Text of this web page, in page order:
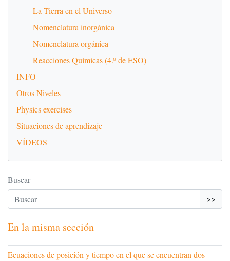
La Tierra en el Universo
Nomenclatura inorgánica
Nomenclatura orgánica
Reacciones Químicas (4.º de ESO)
INFO
Otros Niveles
Physics exercises
Situaciones de aprendizaje
VÍDEOS
Buscar
>>
En la misma sección
Ecuaciones de posición y tiempo en el que se encuentran dos